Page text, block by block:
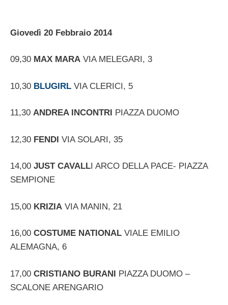
Giovedì 20 Febbraio 2014
09,30 MAX MARA VIA MELEGARI, 3
10,30 BLUGIRL VIA CLERICI, 5
11,30 ANDREA INCONTRI PIAZZA DUOMO
12,30 FENDI VIA SOLARI, 35
14,00 JUST CAVALL I ARCO DELLA PACE- PIAZZA
SEMPIONE
15,00 KRIZIA VIA MANIN, 21
16,00 COSTUME NATIONAL VIALE EMILIO
ALEMAGNA, 6
17,00 CRISTIANO BURANI PIAZZA DUOMO –
SCALONE ARENGARIO